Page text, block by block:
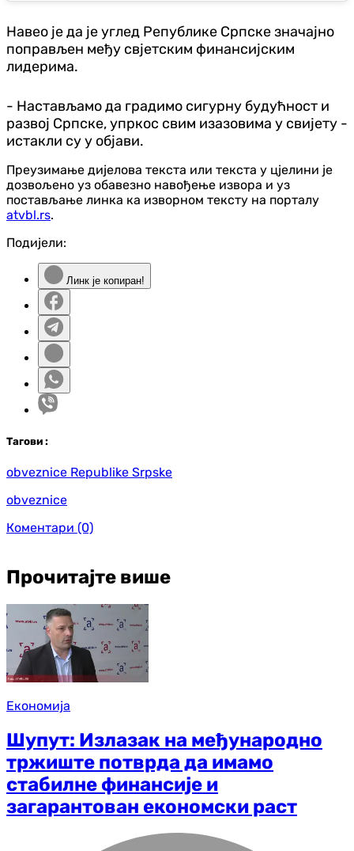
Навео је да је углед Републике Српске значајно
поправљен међу свјетским финансијским
лидерима.
- Настављамо да градимо сигурну будућност и
развој Српске, упркос свим изазовима у свијету -
истакли су у објави.
Преузимање дијелова текста или текста у цјелини је
дозвољено уз обавезно навођење извора и уз
постављање линка ка изворном тексту на порталу
atvbl.rs.
Подијели:
Линк је копиран!
Тагови :
obveznice Republike Srpske
obveznice
Коментари (0)
Прочитајте више
Економија
Шупут: Излазак на међународно
тржиште потврда да имамо
стабилне финансије и
загарантован економски раст